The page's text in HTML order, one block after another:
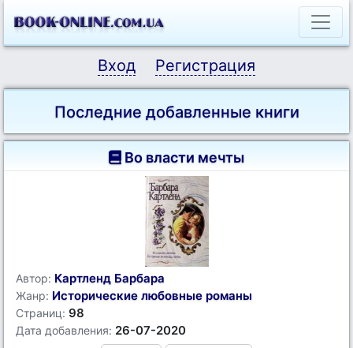
Вход Регистрация
Последние добавленные книги
Во власти мечты
Автор: Картленд Барбара
Жанр: Исторические любовные романы
Страниц: 98
Дата добавления: 26-07-2020